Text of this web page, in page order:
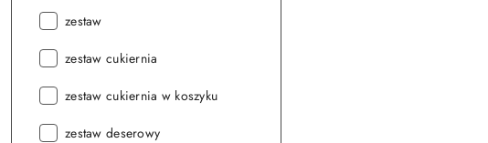
Seria:
zestaw
Seria:
zestaw cukiernia
Seria:
zestaw cukiernia w koszyku
Seria:
zestaw deserowy